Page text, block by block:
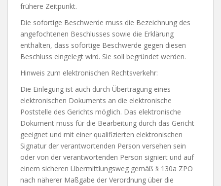
frühere Zeitpunkt.
Die sofortige Beschwerde muss die Bezeichnung des
angefochtenen Beschlusses sowie die Erklärung
enthalten, dass sofortige Beschwerde gegen diesen
Beschluss eingelegt wird. Sie soll begründet werden.
Hinweis zum elektronischen Rechtsverkehr:
Die Einlegung ist auch durch Übertragung eines
elektronischen Dokuments an die elektronische
Poststelle des Gerichts möglich. Das elektronische
Dokument muss für die Bearbeitung durch das Gericht
geeignet und mit einer qualifizierten elektronischen
Signatur der verantwortenden Person versehen sein
oder von der verantwortenden Person signiert und auf
einem sicheren Übermittlungsweg gemäß § 130a ZPO
nach näherer Maßgabe der Verordnung über die